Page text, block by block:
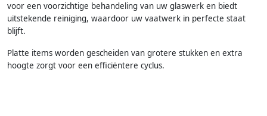
voor een voorzichtige behandeling van uw glaswerk en biedt
uitstekende reiniging, waardoor uw vaatwerk in perfecte staat
blijft.
Platte items worden gescheiden van grotere stukken en extra
hoogte zorgt voor een efficiëntere cyclus.